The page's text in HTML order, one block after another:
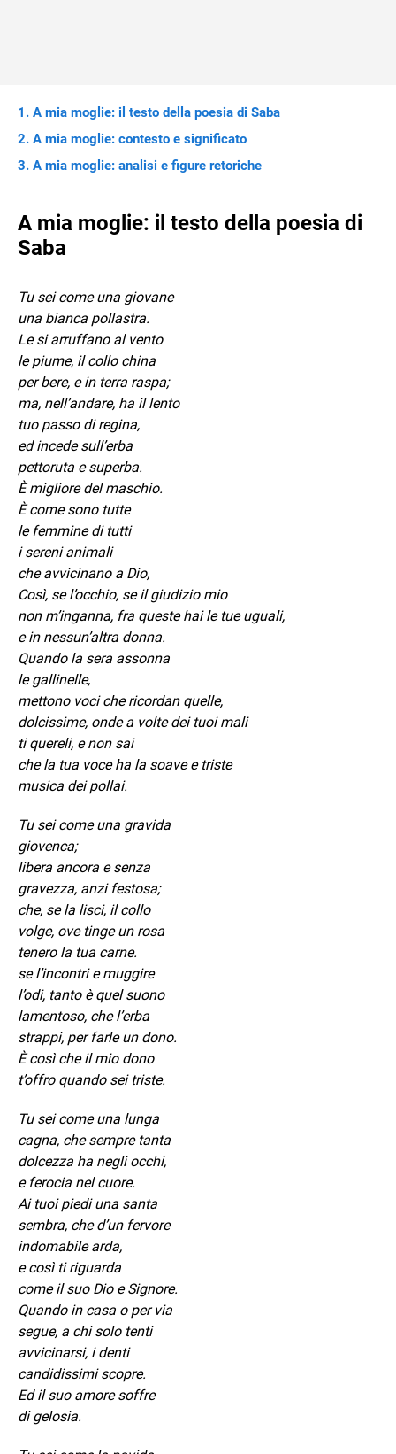
A mia moglie: il testo della poesia di Saba
A mia moglie: contesto e significato
A mia moglie: analisi e figure retoriche
A mia moglie: il testo della poesia di
Saba
Tu sei come una giovane
una bianca pollastra.
Le si arruffano al vento
le piume, il collo china
per bere, e in terra raspa;
ma, nell’andare, ha il lento
tuo passo di regina,
ed incede sull’erba
pettoruta e superba.
È migliore del maschio.
È come sono tutte
le femmine di tutti
i sereni animali
che avvicinano a Dio,
Così, se l’occhio, se il giudizio mio
non m’inganna, fra queste hai le tue uguali,
e in nessun’altra donna.
Quando la sera assonna
le gallinelle,
mettono voci che ricordan quelle,
dolcissime, onde a volte dei tuoi mali
ti quereli, e non sai
che la tua voce ha la soave e triste
musica dei pollai.
Tu sei come una gravida
giovenca;
libera ancora e senza
gravezza, anzi festosa;
che, se la lisci, il collo
volge, ove tinge un rosa
tenero la tua carne.
se l’incontri e muggire
l’odi, tanto è quel suono
lamentoso, che l’erba
strappi, per farle un dono.
È così che il mio dono
t’offro quando sei triste.
Tu sei come una lunga
cagna, che sempre tanta
dolcezza ha negli occhi,
e ferocia nel cuore.
Ai tuoi piedi una santa
sembra, che d’un fervore
indomabile arda,
e così ti riguarda
come il suo Dio e Signore.
Quando in casa o per via
segue, a chi solo tenti
avvicinarsi, i denti
candidissimi scopre.
Ed il suo amore soffre
di gelosia.